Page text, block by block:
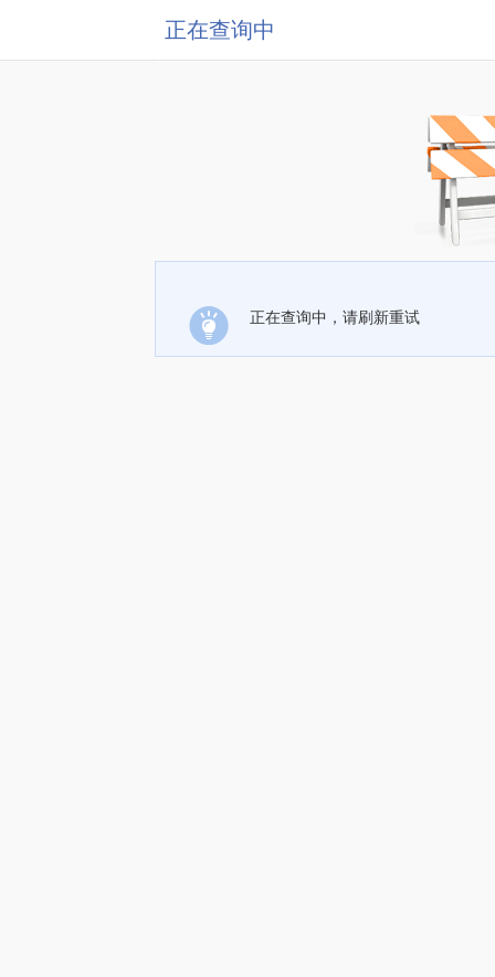
正在查询中
正在查询中，请刷新重试